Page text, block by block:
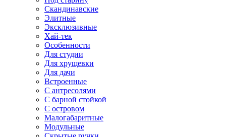
Скандинавские
Элитные
Эксклюзивные
Хай-тек
Особенности
Для студии
Для хрущевки
Для дачи
Встроенные
С антресолями
С барной стойкой
С островом
Малогабаритные
Модульные